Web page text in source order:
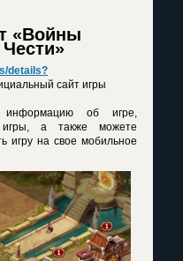
«Войны
details?
сайт игры
об игре,
а также можете
игру на свое мобильное